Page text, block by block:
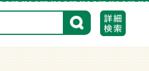
検索